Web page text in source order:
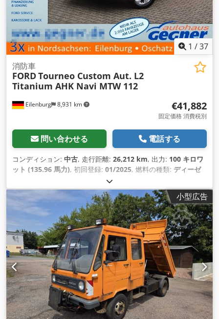
1 /37
Eilenburg 8,931 km
消防車
FORDTourneo Custom Aut. L2
Titanium AHK Navi MTW 112
€41,882
固定価格 消費税別
問い合わせる 電話する
コンディション: 中古, 走行距離: 26,212 km, 出力: 100 キロワ
ット (135.96 馬力), 初回登録: 01/2025, 燃料の種類: ディーゼ
3,225 kg（キログラム）
マチック, 排出クラス:ユーロ6, 座席数:9, 全長:5,450 mm, 全
幅:
2,032 mm, 全高: 1,975 mm, 装備:ABS（アンチロック・
ブレーキ・システム）, すすフィルター, エアコン, セントラル
ロック, ナビゲーションシステム, 電子安定制御プログラム
(ESP),
小型広告